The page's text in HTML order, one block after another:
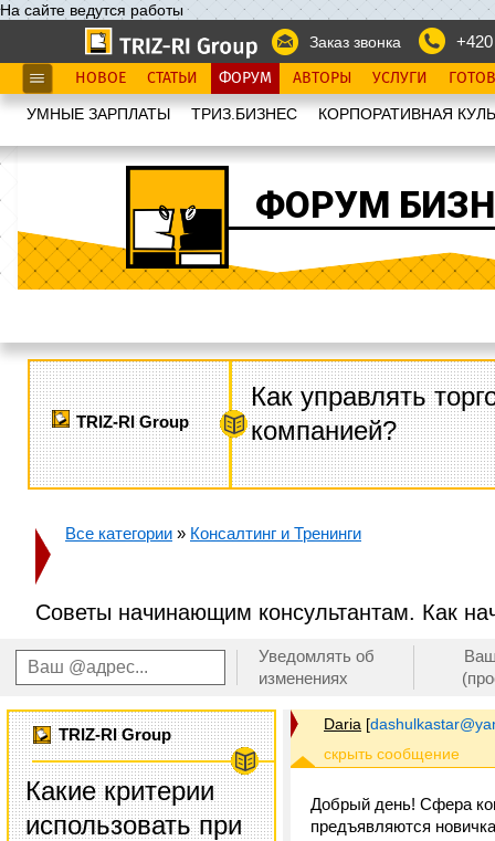
На сайте ведутся работы
Заказ звонка
НОВОЕ СТАТЬИ ФОРУМ АВТОРЫ УСЛУГИ
УМНЫЕ ЗАРПЛАТЫ ТРИЗ.БИЗНЕС КОРПОРАТИВНАЯ
ФОРУМ
TRIZ-RI Group
Как управлять
компанией?
Все категории » Консалтинг и Тренинги
Советы начинающим консультантам. Как
Уведомлять об
изменениях
TRIZ-RI Group
Какие критерии
использовать при
Daria [
Добрый день! Сфера
предъявляются